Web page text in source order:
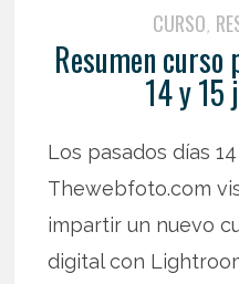
CURSO,
Resumen curso
14 y 15
Los pasados días
Thewebfoto.com
impartir un nuevo
digital con